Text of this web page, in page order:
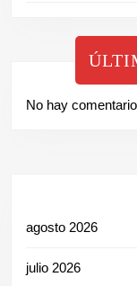
No hay
agosto 2026
julio 2026